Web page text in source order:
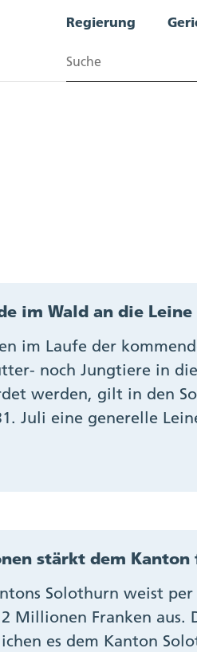
Regierung
Suchen
im Wald an die Leine
im Laufe der
noch Jungtiere in
werden, gilt in den
Juli eine generelle
stärkt dem
Solothurn weist
Millionen Franken aus.
es dem Kanton